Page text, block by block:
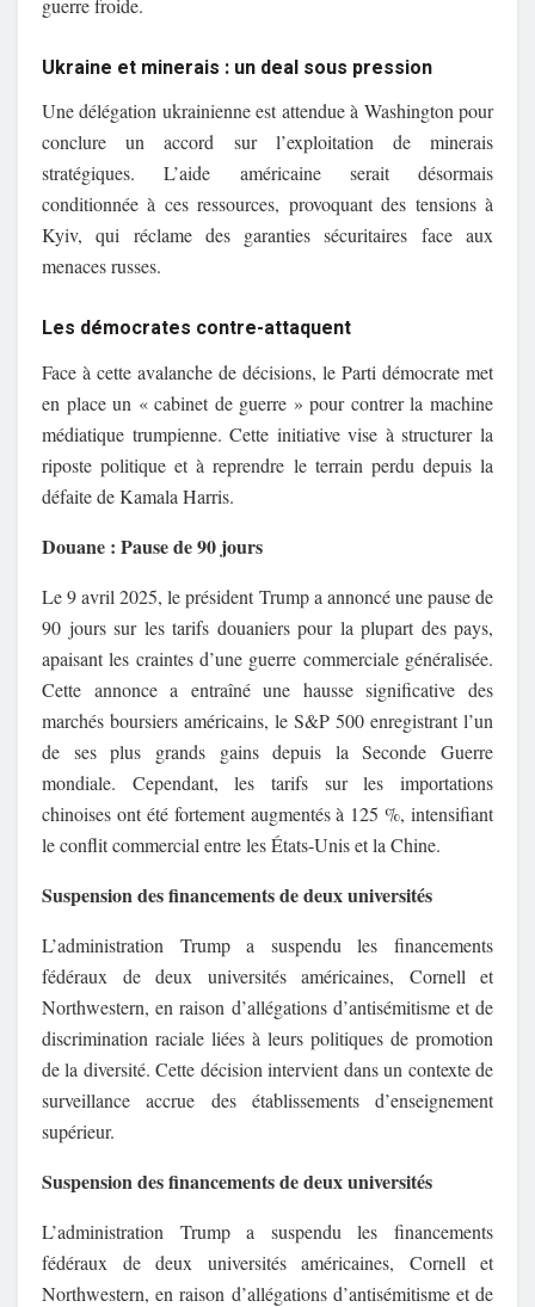
guerre froide.
Ukraine et minerais : un deal sous pression
Une délégation ukrainienne est attendue à Washington pour
conclure un accord sur l’exploitation de minerais
stratégiques. L’aide américaine serait désormais
conditionnée à ces ressources, provoquant des tensions à
Kyiv, qui réclame des garanties sécuritaires face aux
menaces russes.
Les démocrates contre-attaquent
Face à cette avalanche de décisions, le Parti démocrate met
en place un « cabinet de guerre » pour contrer la machine
médiatique trumpienne. Cette initiative vise à structurer la
riposte politique et à reprendre le terrain perdu depuis la
défaite de Kamala Harris.
Douane : Pause de 90 jours
Le 9 avril 2025, le président Trump a annoncé une pause de
90 jours sur les tarifs douaniers pour la plupart des pays,
apaisant les craintes d’une guerre commerciale généralisée.
Cette annonce a entraîné une hausse significative des
marchés boursiers américains, le S&P 500 enregistrant l’un
de ses plus grands gains depuis la Seconde Guerre
mondiale.
Cependant, les tarifs sur les importations
chinoises ont été fortement augmentés à 125 %, intensifiant
le conflit commercial entre les États-Unis et la Chine.
Suspension des financements de deux universités
L’administration Trump a suspendu les financements
fédéraux de deux universités américaines, Cornell et
Northwestern, en raison d’allégations d’antisémitisme et de
discrimination raciale liées à leurs politiques de promotion
de la diversité. Cette décision intervient dans un contexte de
surveillance accrue des établissements d’enseignement
supérieur.
Suspension des financements de deux universités
L’administration Trump a suspendu les financements
fédéraux de deux universités américaines, Cornell et
Northwestern, en raison d’allégations d’antisémitisme et de